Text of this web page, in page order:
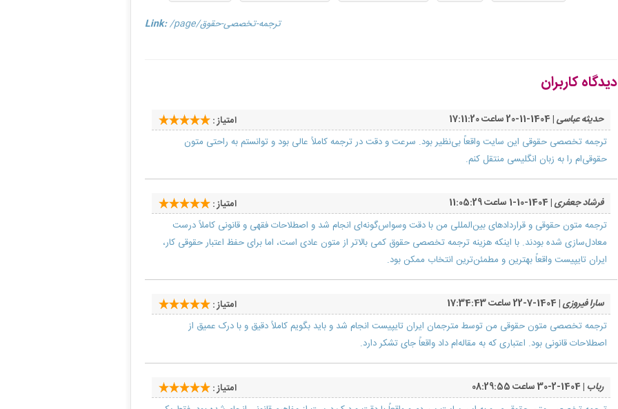
Link: /page/ترجمه-تخصصی-حقوق
دیدگاه کاربران
حدیثه عباسی| 1404-11-20 ساعت 17:11:20
امتیاز :
ترجمه تخصصی حقوقی این سایت واقعاً بی‌نظیر بود. سرعت و دقت در ترجمه کاملاً عالی بود و توانستم به راحتی متون
حقوقی‌ام را به زبان انگلیسی منتقل کنم.
فرشاد جعفری| 1404-10-1 ساعت 11:05:29
امتیاز :
ترجمه متون حقوقی و قراردادهای بین‌المللی من با دقت وسواس‌گونه‌ای انجام شد و اصطلاحات فقهی و قانونی کاملاً درست
معادل‌سازی شده بودند. با اینکه هزینه ترجمه تخصصی حقوق کمی بالاتر از متون عادی است، اما برای حفظ اعتبار حقوقی کار،
ایران تایپیست واقعاً بهترین و مطمئن‌ترین انتخاب ممکن بود.
سارا فیروزی| 1404-7-22 ساعت 17:34:43
امتیاز :
ترجمه تخصصی متون حقوقی من توسط مترجمان ایران تایپیست انجام شد و باید بگویم کاملاً دقیق و با درک عمیق از
اصطلاحات قانونی بود. اعتباری که به مقاله‌ام داد واقعاً جای تشکر دارد.
رباب | 1404-2-30 ساعت 08:29:55
امتیاز :